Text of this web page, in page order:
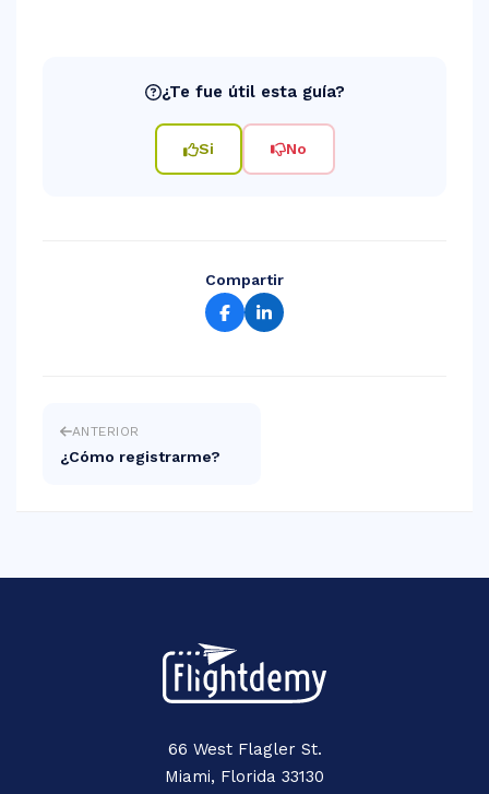
¿Te fue útil esta guía?
Si No
Compartir
ANTERIOR
¿Cómo registrarme?
66 West Flagler St.
Miami, Florida 33130